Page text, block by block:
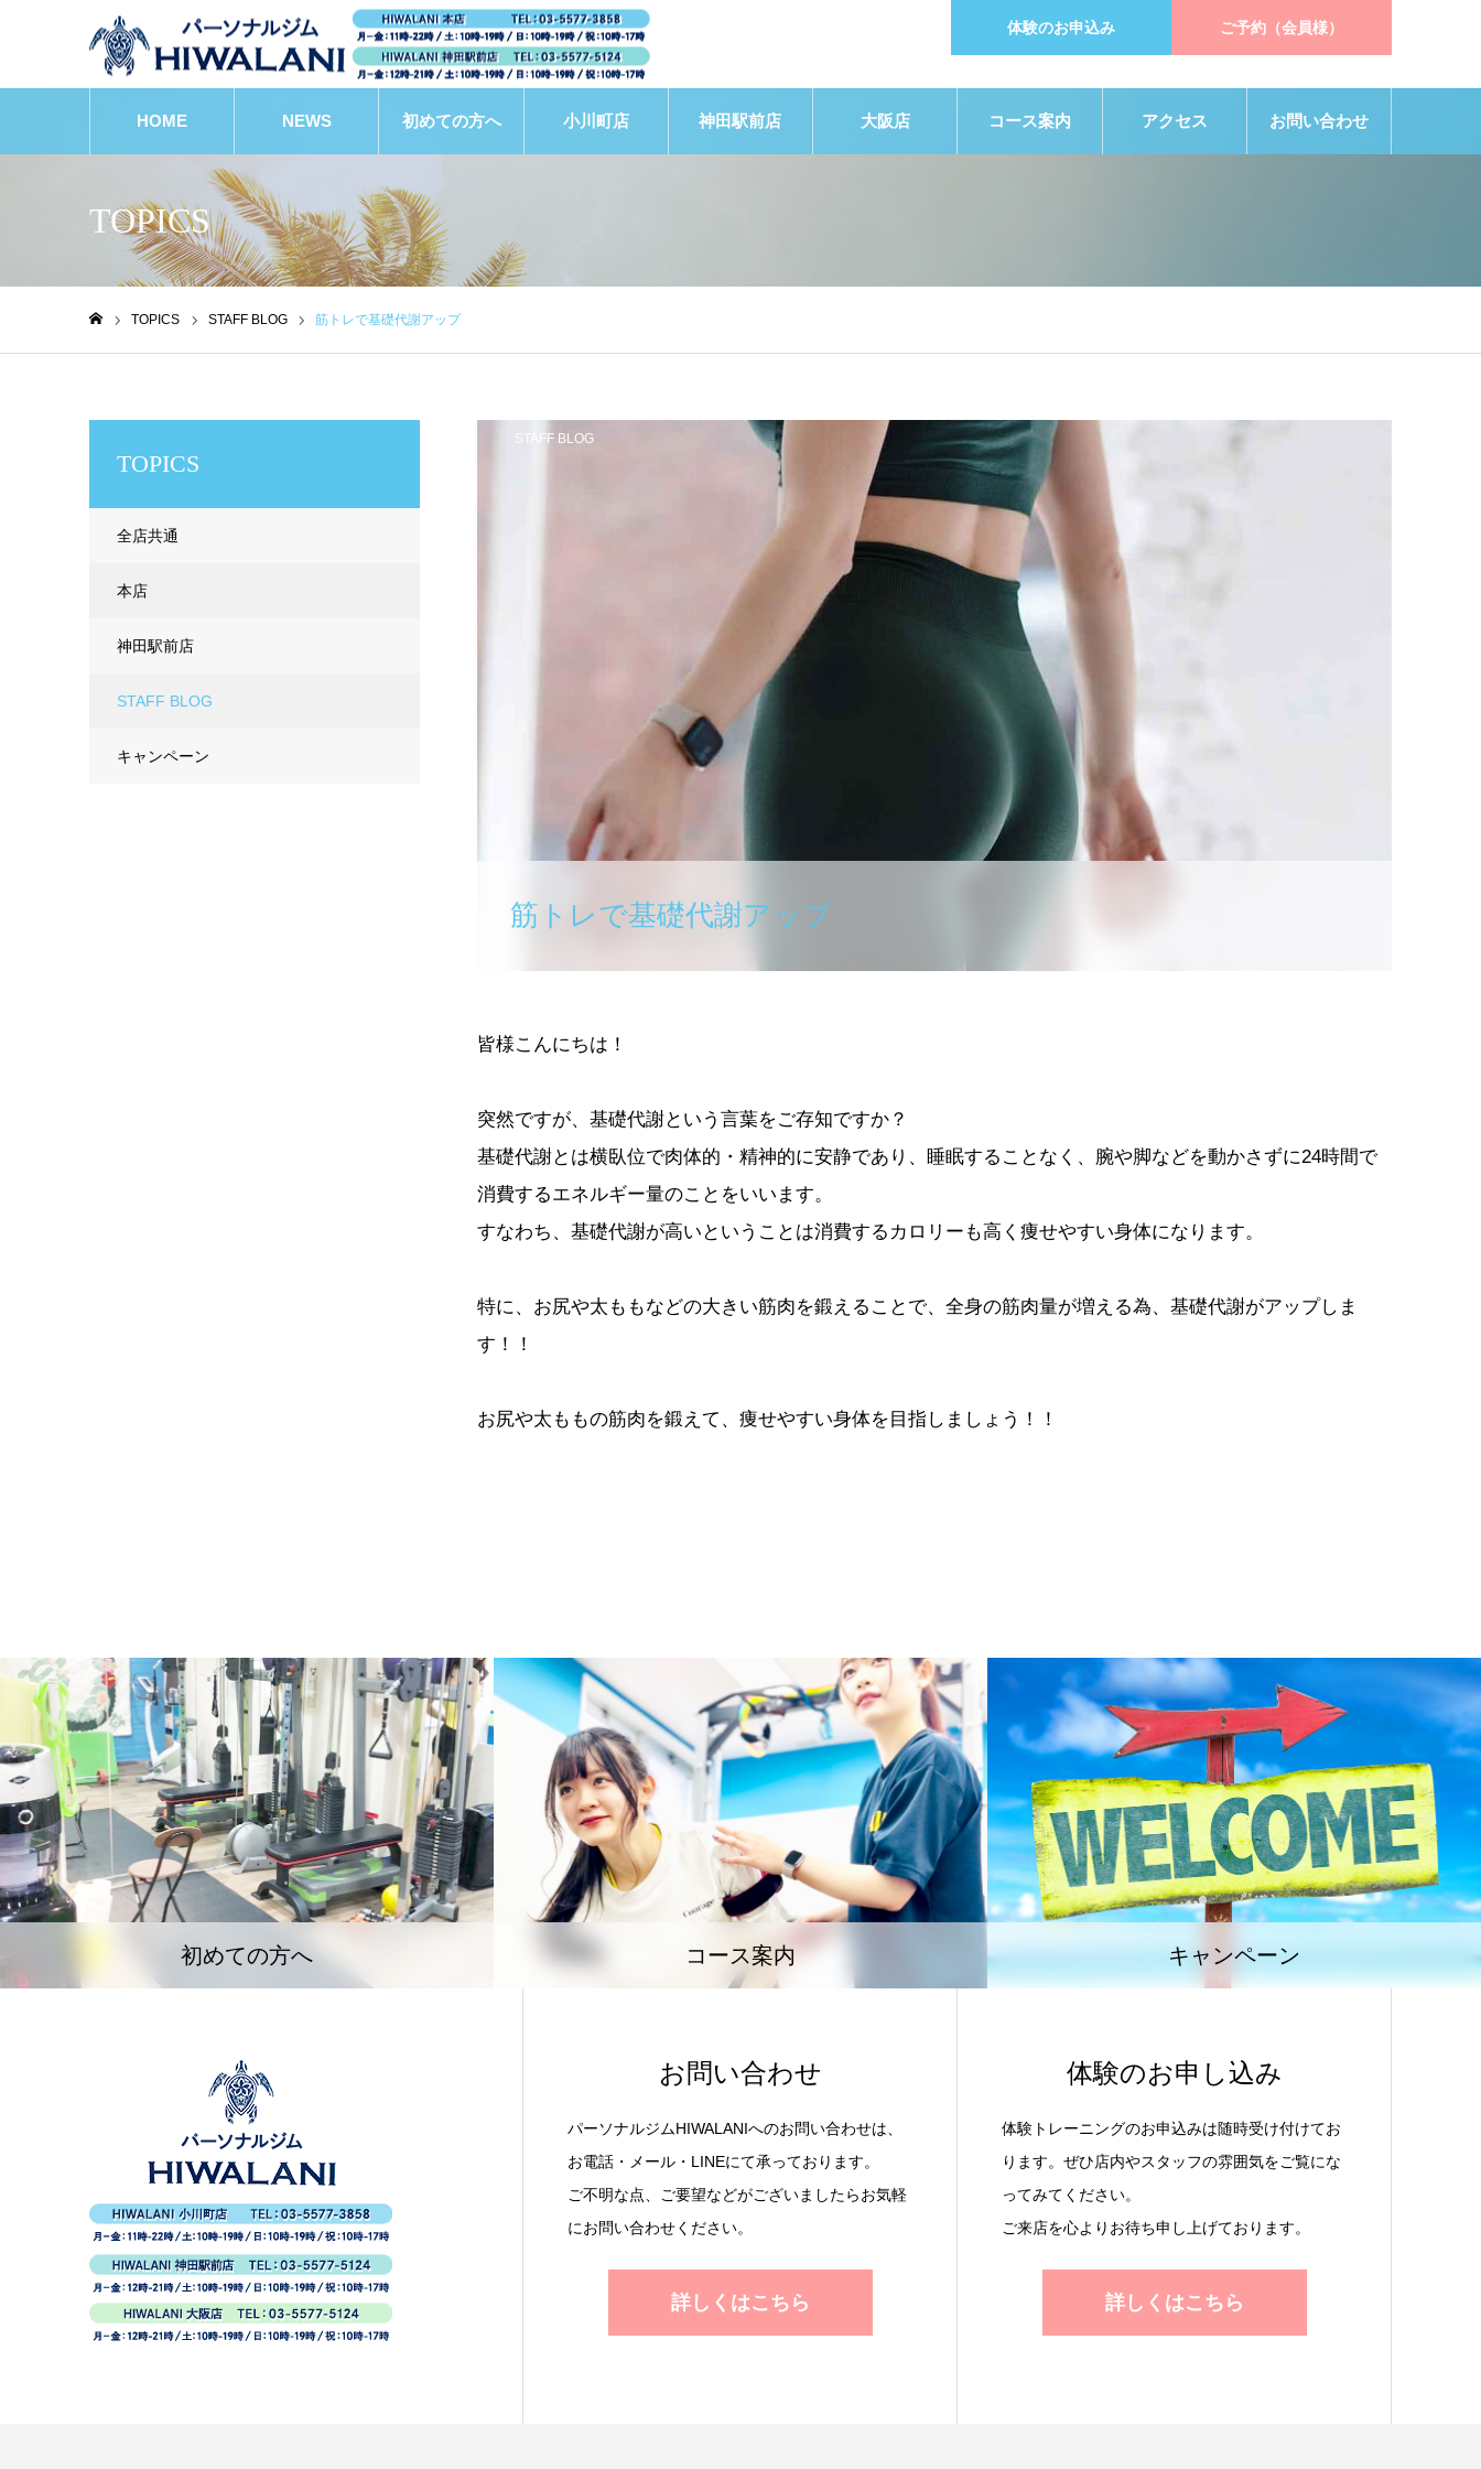
体験のお申込み ご予約（会員様）
HOME NEWS 初めての方へ 小川町店 神田駅前店 大阪店 コース案内 アクセス お問い合わせ
TOPICS
TOPICS STAFF BLOG 筋トレで基礎代謝アップ
STAFF BLOG
筋トレで基礎代謝アップ
皆様こんにちは！
突然ですが、基礎代謝という言葉をご存知ですか？
基礎代謝とは横臥位で肉体的・精神的に安静であり、睡眠することなく、腕や脚などを動かさずに24時間で
消費するエネルギー量のことをいいます。
すなわち、基礎代謝が高いということは消費するカロリーも高く痩せやすい身体になります。
特に、お尻や太ももなどの大きい筋肉を鍛えることで、全身の筋肉量が増える為、基礎代謝がアップしま
す！！
お尻や太ももの筋肉を鍛えて、痩せやすい身体を目指しましょう！！
TOPICS
全店共通
本店
神田駅前店
STAFF BLOG
キャンペーン
初めての方へ コース案内 キャンペーン
お問い合わせ
パーソナルジムHIWALANIへのお問い合わせは、
お電話・メール・LINEにて承っております。
ご不明な点、ご要望などがございましたらお気軽
にお問い合わせください。
詳しくはこちら
体験のお申し込み
体験トレーニングのお申込みは随時受け付けてお
ります。ぜひ店内やスタッフの雰囲気をご覧にな
ってみてください。
ご来店を心よりお待ち申し上げております。
詳しくはこちら